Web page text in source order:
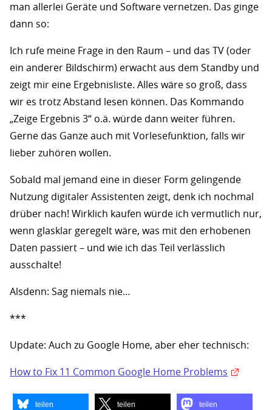
man allerlei Geräte und Software vernetzen. Das ginge
dann so:
Ich rufe meine Frage in den Raum – und das TV (oder
ein anderer Bildschirm) erwacht aus dem Standby und
zeigt mir eine Ergebnisliste. Alles wäre so groß, dass
wir es trotz Abstand lesen können. Das Kommando
„Zeige Ergebnis 3“ o.ä. würde dann weiter führen.
Gerne das Ganze auch mit Vorlesefunktion, falls wir
lieber zuhören wollen.
Sobald mal jemand eine in dieser Form gelingende
Nutzung digitaler Assistenten zeigt, denk ich nochmal
drüber nach! Wirklich kaufen würde ich vermutlich nur,
wenn glasklar geregelt wäre, was mit den erhobenen
Daten passiert – und wie ich das Teil verlässlich
ausschalte!
Alsdenn: Sag niemals nie…
***
Update: Auch zu Google Home, aber eher technisch:
How to Fix 11 Common Google Home Problems
teilen teilen teilen